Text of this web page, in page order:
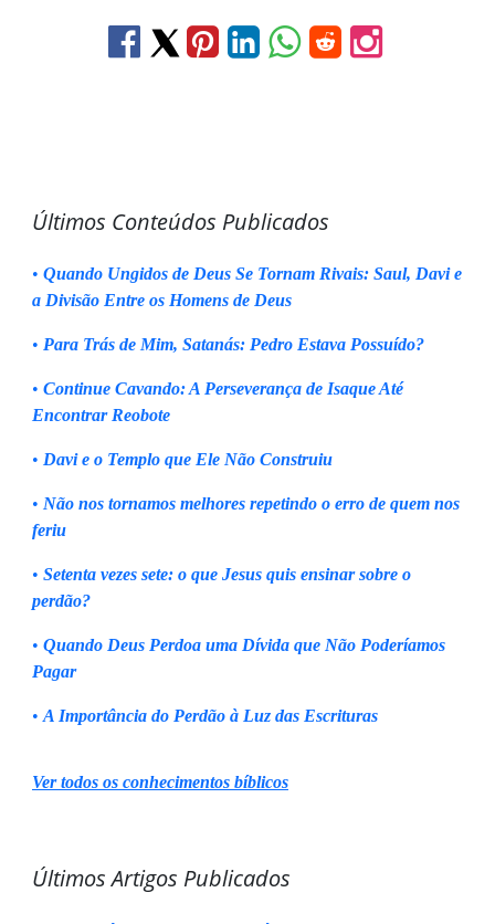
Últimos Conteúdos Publicados
• Quando Ungidos de Deus Se Tornam Rivais: Saul, Davi e
a Divisão Entre os Homens de Deus
• Para Trás de Mim, Satanás: Pedro Estava Possuído?
• Continue Cavando: A Perseverança de Isaque Até
Encontrar Reobote
• Davi e o Templo que Ele Não Construiu
• Não nos tornamos melhores repetindo o erro de quem nos
feriu
• Setenta vezes sete: o que Jesus quis ensinar sobre o
perdão?
• Quando Deus Perdoa uma Dívida que Não Poderíamos
Pagar
• A Importância do Perdão à Luz das Escrituras
Ver todos os conhecimentos bíblicos
Últimos Artigos Publicados